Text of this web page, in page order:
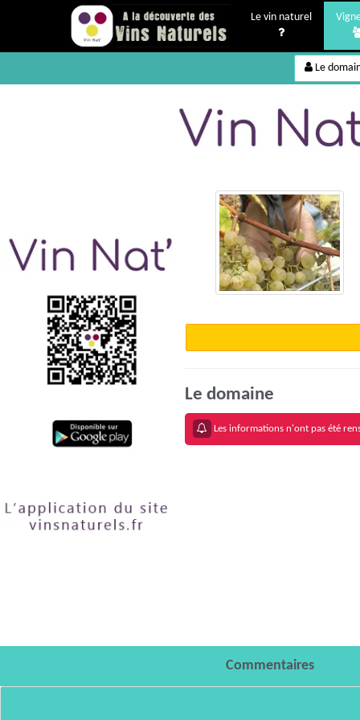
Le vin naturel
Le
Le domaine
Les informations n'ont pas été
Commentaires